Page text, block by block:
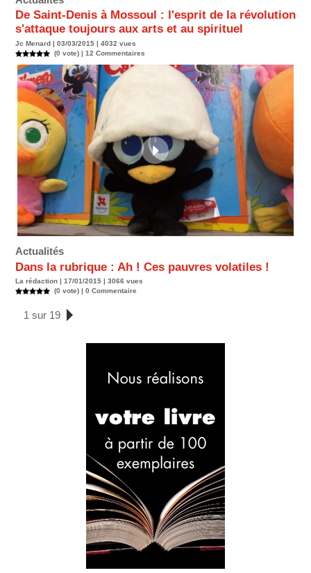
De Saint-Denis à Mossoul : l'esprit de la révolution
s'attaque toujours aux arts et au spirituel
Jc Menard | 03/03/2015 | 4032 vues
(0 vote) | 12 Commentaires
Actualités
Dans la rubrique : Ah ! Ces pauvres volatiles !
La rédaction | 17/01/2015 | 3066 vues
(0 vote) | 0 Commentaire
1 sur 19